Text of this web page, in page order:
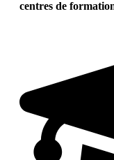
centres de